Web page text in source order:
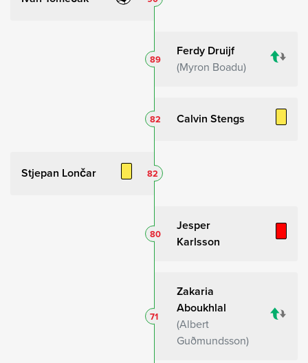
Ferdy Druijf
Myron Boadu
89
Calvin Stengs
82
Stjepan Lončar 82
Jesper
Karlsson
80
Zakaria
Aboukhlal
Albert
Guðmundsson
71